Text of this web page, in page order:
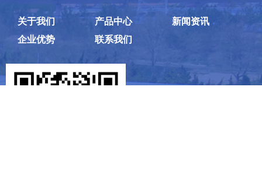
关于我们 产品中心
新闻资讯
企业优势
联系我们